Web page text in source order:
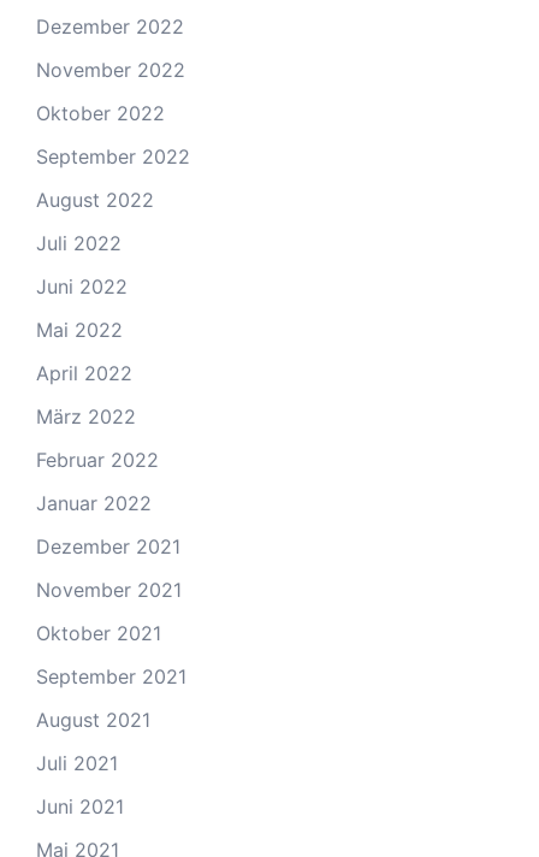
Dezember 2022
November 2022
Oktober 2022
September 2022
August 2022
Juli 2022
Juni 2022
Mai 2022
April 2022
März 2022
Februar 2022
Januar 2022
Dezember 2021
November 2021
Oktober 2021
September 2021
August 2021
Juli 2021
Juni 2021
Mai 2021